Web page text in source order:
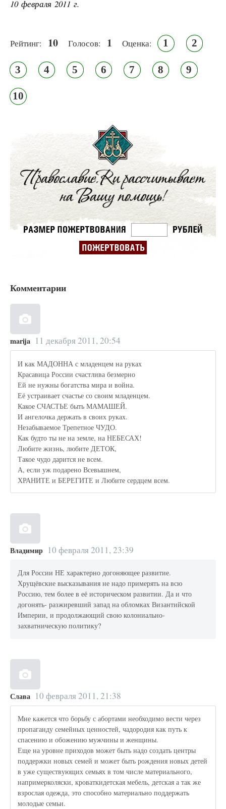
10 февраля 2011 г.
Рейтинг: 10 Голосов: 1 Оценка: 1 2
3 4 5 6 7 8 9
10
Комментарии
marija 11 декабря 2011, 20:54
И как МАДОННА с младенцем на руках
Красавица России счастлива безмерно
Ей не нужны богатства мира и война.
Её устраивает счастье со своим младенцем.
Какое СЧАСТЬЕ быть МАМАШЕЙ.
И ангелочка держать в своих руках.
Незабываемое Трепетное ЧУДО.
Как будто ты не на земле, на НЕБЕСАХ!
Любите жизнь, любите ДЕТОК,
Такое чудо дарится не всем.
А, если уж подарено Всевышнем,
ХРАНИТЕ и БЕРЕГИТЕ и Любите сердцем всем.
Владимир 10 февраля 2011, 23:39
Для России НЕ характерно догоняющее развитие.
Хрущёвские высказывания не надо примерять на всю
Россию, тем более в её историческом развитии. Да и что
догонять- разжиревший запад на обломках Византийской
Империи, и продолжающий свою колониально-
захватническую политику?
Слава 10 февраля 2011, 21:38
Мне кажется что борьбу с абортами необходимо вести через
пропаганду семейных ценностей, чадородия как путь к
спасению и обожению мужчины и женщины.
Еще на уровне приходов может быть надо создать центры
поддержки новых семей и может быть рождения новых детей
в уже существующих семьях в том числе материального,
напримерколяски, кроваткидетская мебель, детская а так же
взрослая одежда, это способно материально поддержать
молодые семьи.